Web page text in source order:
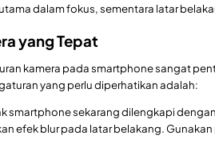
dalam fokus, sementara latar
yang Tepat
kamera pada smartphone sangat
yang perlu diperhatikan adalah:
smartphone sekarang dilengkapi
efek blur pada latar belakang.